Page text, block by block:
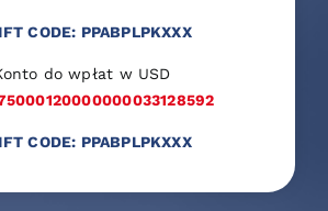
CODE: PPABPLPKXXX
do wpłat w USD
CODE: PPABPLPKXXX